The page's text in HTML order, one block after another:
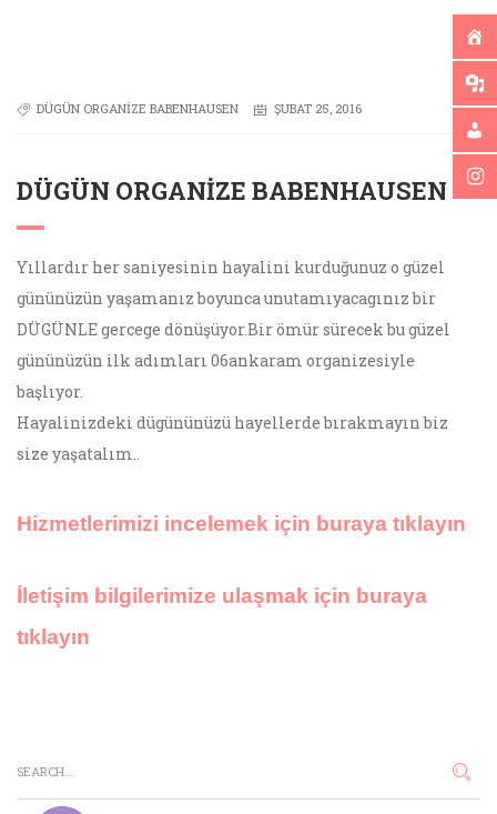
DÜGÜN ORGANIZE BABENHAUSEN ŞUBAT 25, 2016
DÜGÜN ORGANIZE BABENHAUSEN
Yıllardır her saniyesinin hayalini kurduğunuz o güzel
gününüzün yaşamanız boyunca unutamıyacagınız bir
DÜGÜNLE gercege dönüşüyor.Bir ömür sürecek bu güzel
gününüzün ilk adımları 06ankaram organizesiyle
başlıyor.
Hayalinizdeki dügününüzü hayellerde bırakmayın biz
size yaşatalım..
Hizmetlerimizi incelemek için buraya tıklayın
İletişim bilgilerimize ulaşmak için buraya
tıklayın